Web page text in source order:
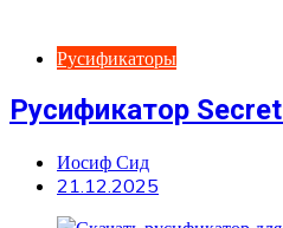
Русификаторы
Русификатор
Иосиф Сид
21.12.2025